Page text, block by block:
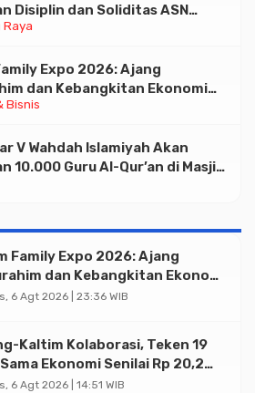
Raya
Disiplin dan Soliditas ASN
Publik
Bisnis
Expo 2026: Ajang
dan Kebangkitan Ekonomi
V Wahdah Islamiyah Akan
10.000 Guru Al-Qur’an di Masjid
Family Expo 2026: Ajang
dan Kebangkitan Ekonomi
Jakarta
6 Agt 2026 | 23:36 WIB
Kaltim Kolaborasi, Teken 19
Ekonomi Senilai Rp 20,2
6 Agt 2026 | 14:51 WIB